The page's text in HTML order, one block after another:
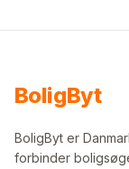
BoligByt
BoligByt er
forbinder